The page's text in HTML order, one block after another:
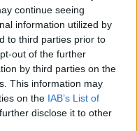
continue seeing
information utilized by
to third parties prior to
out of the further
by third parties on the
This information may
on the IAB’s List of
disclose it to other